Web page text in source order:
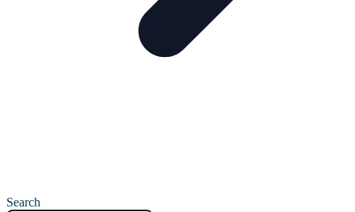
Search